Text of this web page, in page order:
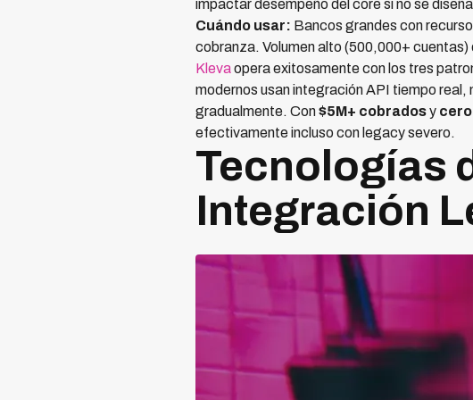
impactar desempeño del core si no se
Cuándo usar: Bancos grandes con
cobranza. Volumen alto (500,000+
Klevaopera exitosamente con los tres
modernos usan integración API tiempo
gradualmente. Con$5M+ cobradosy
efectivamente incluso con legacy severo.
Tecnologías
Integración